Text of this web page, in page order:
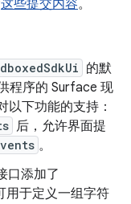
这些提交内容。
的默
程序的 Surface 现
以下功能的支持：
后，允许界面提
。
口添加了
用于定义一组字符